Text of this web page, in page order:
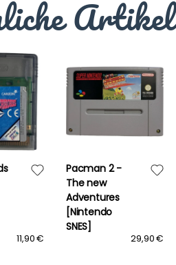
Artikel
11,90 €
Pacman 2 -
The new
Adventures
[Nintendo
SNES]
29,90 €